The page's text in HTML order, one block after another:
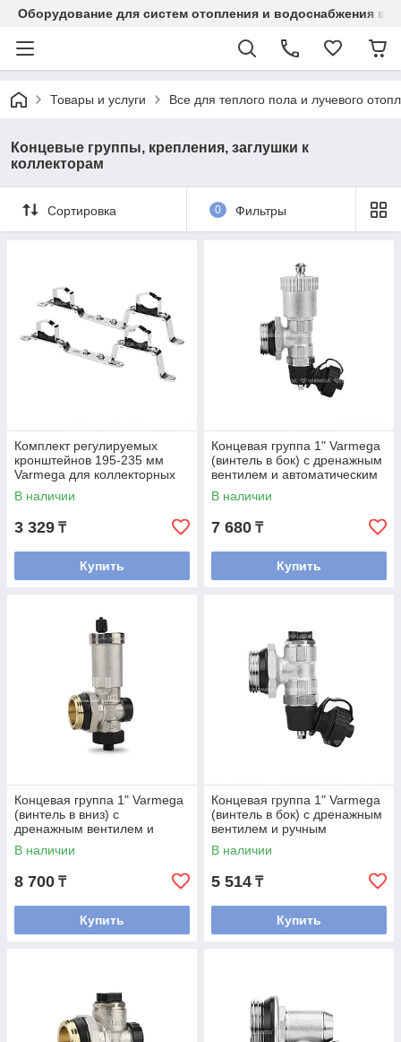
Оборудование для систем отопления и водоснабжения в
Товары и услуги Все для теплого пола и лучевого
Концевые группы, крепления, заглушки к
коллекторам
Сортировка 0 Фильтры
Комплект регулируемых
кронштейнов 195-235 мм
Varmega для коллекторных
групп
В наличии
3 329 ₸
Купить
Концевая группа 1" Varmega
(винтель в бок) с дренажным
вентилем и автоматическим
воздухоотводчиком
В наличии
7 680 ₸
Купить
Концевая группа 1" Varmega
(винтель в вниз) с
дренажным вентилем и
автоматическим
воздухоотводчиком
В наличии
8 700 ₸
Купить
Концевая группа 1" Varmega
(винтель в бок) с дренажным
вентилем и ручным
воздухоотводчиком
В наличии
5 514 ₸
Купить